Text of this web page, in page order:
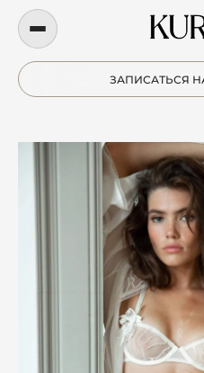
ЗАПИСАТЬСЯ